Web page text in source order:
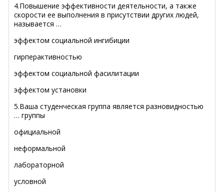
4.Повышение эффективности деятельности, а также
скорости ее выполнения в присутствии других людей,
называется …
эффектом социальной ингибиции
гирперактивностью
эффектом социальной фасилитации
эффектом установки
5.Ваша студенческая группа является разновидностью
… группы
официальной
неформальной
лабораторной
условной